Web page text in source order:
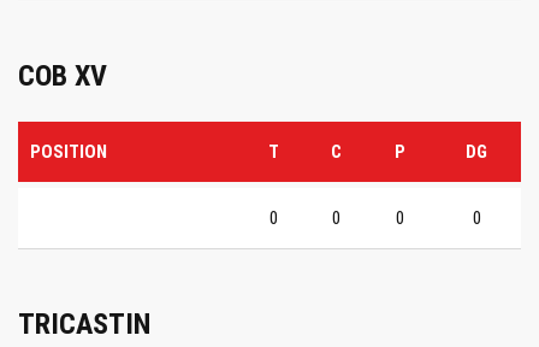
COB XV
POSITION T C P DG
0 0 0 0
TRICASTIN